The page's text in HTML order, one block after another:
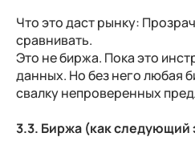
Что это даст рынку:
сравнивать.
Это не биржа. Пока это
данных. Но без него любая
свалку непроверенных
3.3. Биржа (как следующий